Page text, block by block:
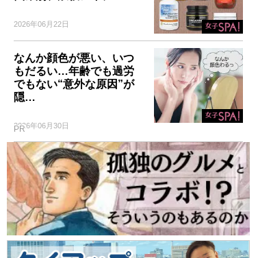
2026年06月22日
なんか顔色が悪い、いつ
もだるい…年齢でも過労
でもない“意外な原因”が
隠…
2026年06月30日
PR